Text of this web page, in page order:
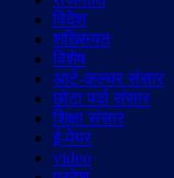
विदेश
शख़्सियत
विशेष
आर्ट-कल्चर संसार
छोटा पर्दा संसार
शिक्षा संसार
ई-पेपर
video